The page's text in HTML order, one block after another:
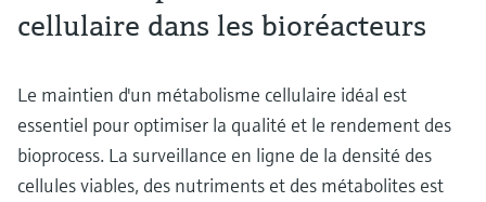
cellulaire dans les bioréacteurs
Le maintien d'un métabolisme cellulaire idéal est
essentiel pour optimiser la qualité et le rendement des
bioprocess. La surveillance en ligne de la densité des
cellules viables, des nutriments et des métabolites est